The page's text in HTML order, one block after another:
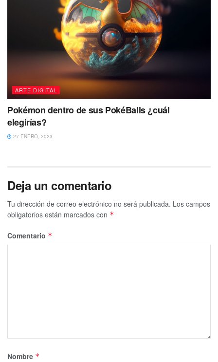
ARTE DIGITAL
Pokémon dentro de sus PokéBalls ¿cuál
elegirías?
27 ENERO, 2023
Deja un comentario
Tu dirección de correo electrónico no será publicada. Los campos
obligatorios están marcados con *
Comentario *
Nombre *